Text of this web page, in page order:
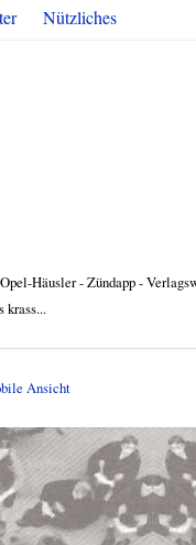
Nützliches
Häusler - Zündapp -
krass...
Ansicht